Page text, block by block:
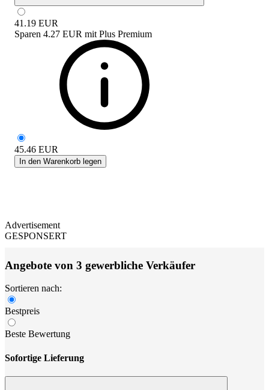
41.19 EUR
Sparen 4.27 EUR mit Plus Premium
45.46 EUR
In den Warenkorb legen
Advertisement
GESPONSERT
Angebote von 3 gewerbliche Verkäufer
Sortieren nach:
Bestpreis
Beste Bewertung
Sofortige Lieferung